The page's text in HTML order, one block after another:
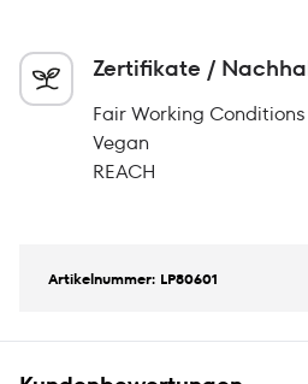
Zertifikate /
Fair Working Conditions
Vegan
REACH
Artikelnummer: LP80601